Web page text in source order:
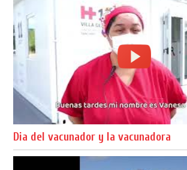
Dia del vacunador y la vacunadora